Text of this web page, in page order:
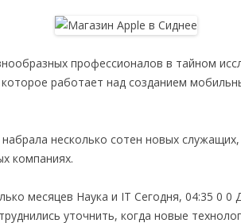
профессионалов в тайном
которое работает над созданием
несколько сотен новых
компаниях.
месяцев Наука и IT Сегодня, 04:35 0 0
уточнить, когда новые